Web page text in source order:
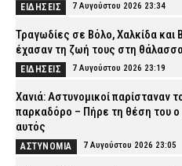
ΕΙΔΗΣΕΙΣ 7 Αυγούστου 2026 23:34
Τραγωδίες σε Βόλο, Χαλκίδα και
έχασαν τη ζωή τους στη
ΕΙΔΗΣΕΙΣ 7 Αυγούστου 2026 23:19
Χανιά: Αστυνομικοί παρίσταναν
παρκαδόρο – Πήρε τη θέση του ο
αυτός
ΑΣΤΥΝΟΜΙΑ 7 Αυγούστου 2026 23:05